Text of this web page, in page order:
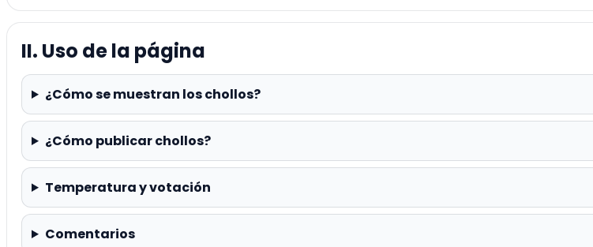
II. Uso de la página
¿Cómo se muestran los chollos?
¿Cómo publicar chollos?
Temperatura y votación
Comentarios